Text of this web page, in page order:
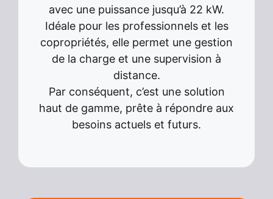
avec une puissance jusqu’à 22 kW.
Idéale pour les professionnels et les
copropriétés, elle permet une gestion
de la charge et une supervision à
distance.
Par conséquent, c’est une solution
haut de gamme, prête à répondre aux
besoins actuels et futurs.